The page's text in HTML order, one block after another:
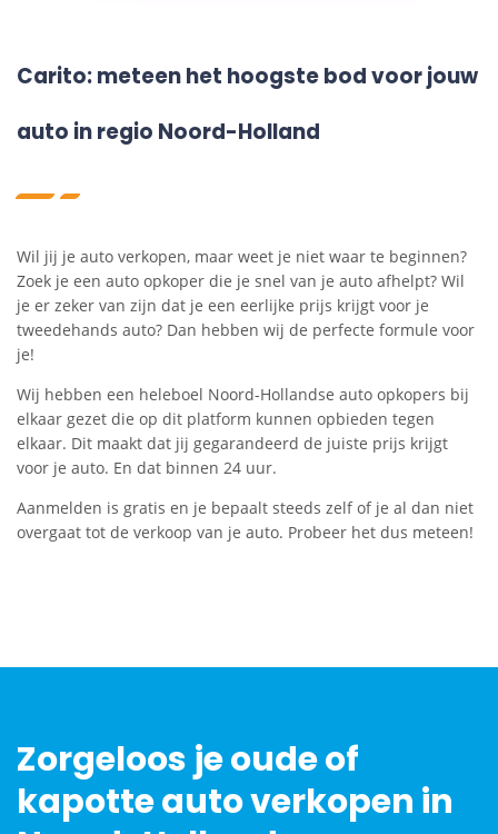
Carito: meteen het hoogste bod voor jouw
auto in regio Noord-Holland
Wil jij je auto verkopen, maar weet je niet waar te beginnen?
Zoek je een auto opkoper die je snel van je auto afhelpt? Wil
je er zeker van zijn dat je een eerlijke prijs krijgt voor je
tweedehands auto? Dan hebben wij de perfecte formule voor
je!
Wij hebben een heleboel Noord-Hollandse auto opkopers bij
elkaar gezet die op dit platform kunnen opbieden tegen
elkaar. Dit maakt dat jij gegarandeerd de juiste prijs krijgt
voor je auto. En dat binnen 24 uur.
Aanmelden is gratis en je bepaalt steeds zelf of je al dan niet
overgaat tot de verkoop van je auto. Probeer het dus meteen!
Zorgeloos je oude of
kapotte auto verkopen in